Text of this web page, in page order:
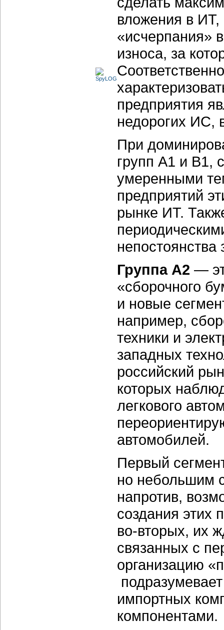
вложения в ИТ,
«исчерпания»
износа, за
предприятия
недорогих ИС,
При
групп А1 и В1,
умеренными
предприятий
рынке ИТ.
Группа А2 —
«сборочного
и новые
например,
техники и
западных
российский
которых
легкового
автомобилей.
Первый
но небольшим
напротив,
создания этих
во-вторых, их
связанных с
организацию
импортных
компонентами.